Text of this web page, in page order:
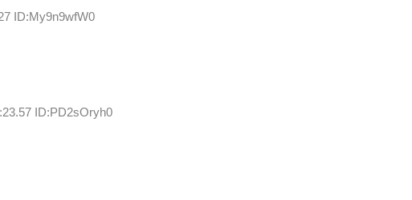
ID:My9n9wfW0
ID:PD2sOryh0